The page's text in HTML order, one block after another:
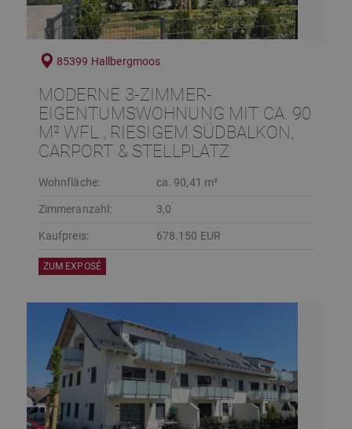
85399 Hallbergmoos
MODERNE 3-ZIMMER-
EIGENTUMSWOHNUNG MIT CA. 90
M² WFL., RIESIGEM SÜDBALKON,
CARPORT & STELLPLATZ
Wohnfläche: ca. 90,41 m²
Zimmeranzahl: 3,0
Kaufpreis: 678.150 EUR
ZUM EXPOSÉ